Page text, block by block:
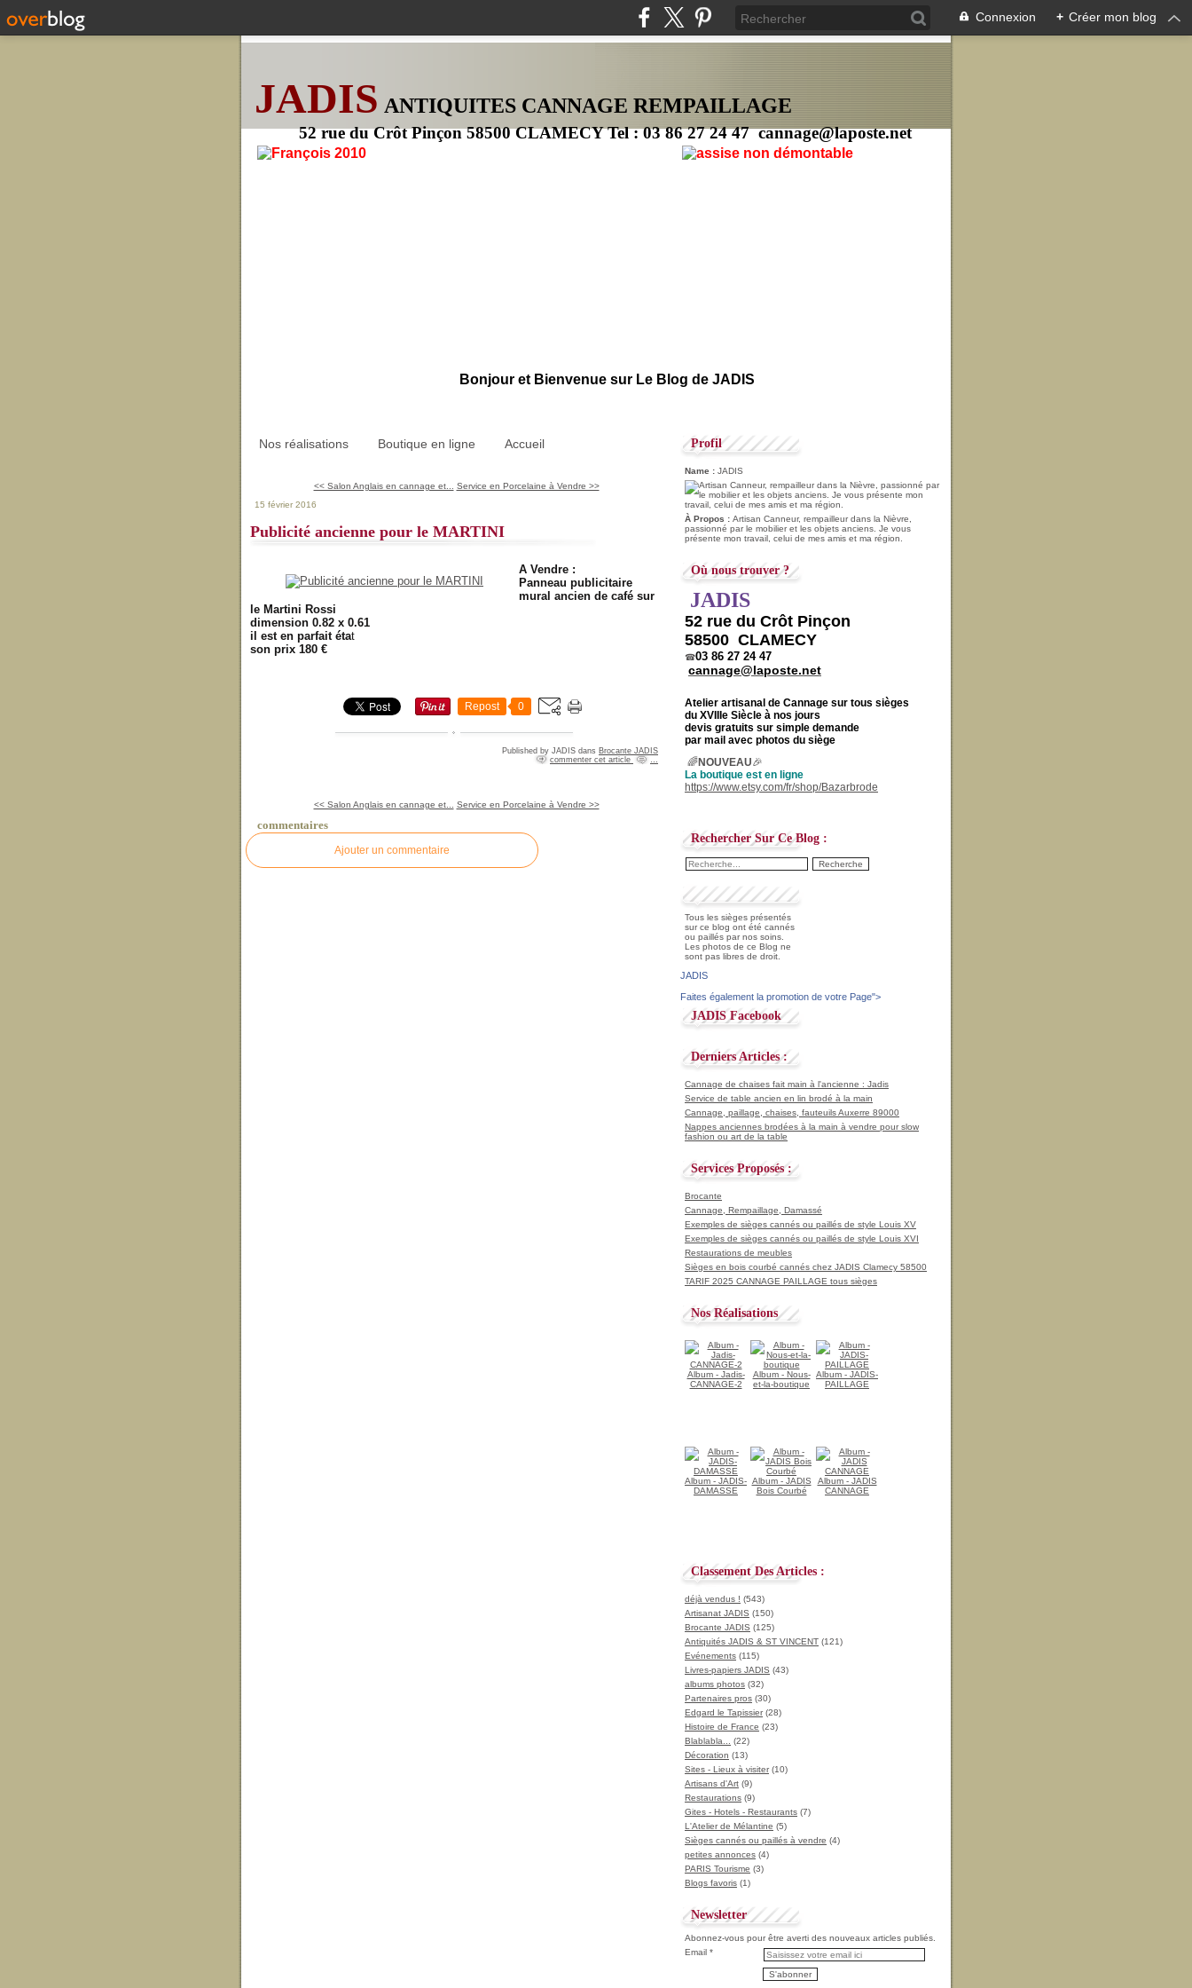
Connexion + Créer mon blog
JADIS ANTIQUITES CANNAGE REMPAILLAGE
52 rue du Crôt Pinçon 58500 CLAMECY Tel : 03 86 27 24 47 cannage@laposte.net
Bonjour et Bienvenue sur Le Blog de JADIS
Nos réalisations Boutique en ligne Accueil
<< Salon Anglais en cannage et...
Service en Porcelaine à Vendre >>
15 février 2016
Publicité ancienne pour le MARTINI
A Vendre :
Panneau publicitaire
mural ancien de café sur
le Martini Rossi
dimension 0.82 x 0.61
il est en parfait état
son prix 180 €
Repost 0
Published by JADIS dans Brocante JADIS
commenter cet article
<< Salon Anglais en cannage et... Service en Porcelaine à Vendre >>
commentaires
Ajouter un commentaire
Profil
Name : JADIS
À Propos : Artisan Canneur, rempailleur dans la Nièvre,
passionné par le mobilier et les objets anciens. Je vous
présente mon travail, celui de mes amis et ma région.
Où nous trouver ?
JADIS
52 rue du Crôt Pinçon
58500 CLAMECY
☎03 86 27 24 47
cannage@laposte.net
Atelier artisanal de Cannage sur tous sièges
du XVIIIe Siècle à nos jours
devis gratuits sur simple demande
par mail avec photos du siège
🌈NOUVEAU🎉
La boutique est en ligne
https://www.etsy.com/fr/shop/Bazarbrode
Rechercher Sur Ce Blog :
Tous les sièges présentés
sur ce blog ont été cannés
ou paillés par nos soins.
Les photos de ce Blog ne
sont pas libres de droit.
JADIS
Faites également la promotion de votre Page">
JADIS Facebook
Derniers Articles :
Cannage de chaises fait main à l'ancienne : Jadis
Service de table ancien en lin brodé à la main
Cannage, paillage, chaises, fauteuils Auxerre 89000
Nappes anciennes brodées à la main à vendre pour slow
fashion ou art de la table
Services Proposés :
Brocante
Cannage, Rempaillage, Damassé
Exemples de sièges cannés ou paillés de style Louis XV
Exemples de sièges cannés ou paillés de style Louis XVI
Restaurations de meubles
Sièges en bois courbé cannés chez JADIS Clamecy 58500
TARIF 2025 CANNAGE PAILLAGE tous sièges
Nos Réalisations
Album - Jadis-
CANNAGE-2
Album - Nous-
et-la-boutique
Album - JADIS-
PAILLAGE
Album - JADIS-
DAMASSE
Album - JADIS
Bois Courbé
Album - JADIS
CANNAGE
Classement Des Articles :
déjà vendus ! (543)
Artisanat JADIS (150)
Brocante JADIS (125)
Antiquités JADIS & ST VINCENT (121)
Evénements (115)
Livres-papiers JADIS (43)
albums photos (32)
Partenaires pros (30)
Edgard le Tapissier(28)
Histoire de France (23)
Blablabla...
(22)
Décoration (13)
Sites - Lieux à visiter(10)
Artisans d'Art (9)
Restaurations (9)
Gites - Hotels - Restaurants (7)
L'Atelier de Mélantine (5)
Sièges cannés ou paillés à vendre (4)
petites annonces (4)
PARIS Tourisme (3)
Blogs favoris (1)
Newsletter
Abonnez-vous pour être averti des nouveaux articles publiés.
Email